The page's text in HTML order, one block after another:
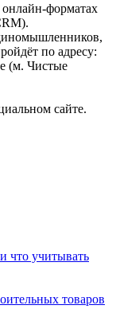
форматах
по адресу:
(м. Чистые
сайте.
что учитывать
товаров